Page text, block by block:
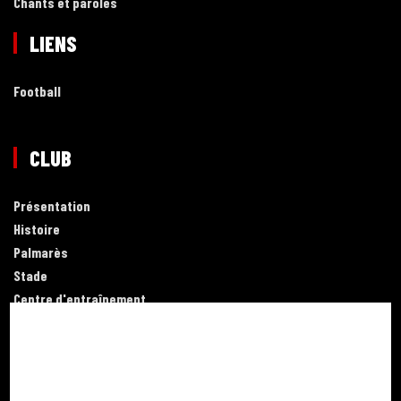
LIENS
Football
CLUB
Présentation
Histoire
Palmarès
Stade
Centre d'entraînement